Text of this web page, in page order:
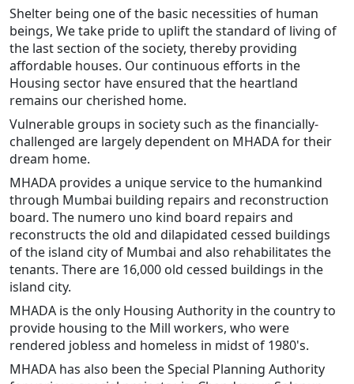
Shelter being one of the basic necessities of human
beings, We take pride to uplift the standard of living of
the last section of the society, thereby providing
affordable houses. Our continuous efforts in the
Housing sector have ensured that the heartland
remains our cherished home.
Vulnerable groups in society such as the financially-
challenged are largely dependent on MHADA for their
dream home.
MHADA provides a unique service to the humankind
through Mumbai building repairs and reconstruction
board. The numero uno kind board repairs and
reconstructs the old and dilapidated cessed buildings
of the island city of Mumbai and also rehabilitates the
tenants. There are 16,000 old cessed buildings in the
island city.
MHADA is the only Housing Authority in the country to
provide housing to the Mill workers, who were
rendered jobless and homeless in midst of 1980's.
MHADA has also been the Special Planning Authority